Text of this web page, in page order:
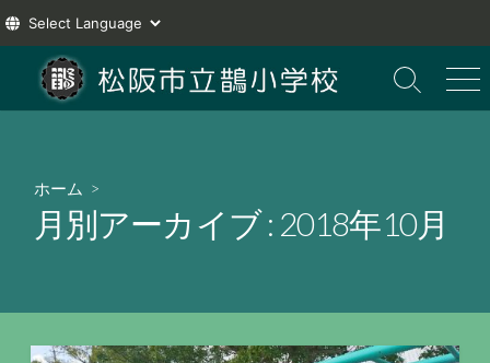
テ
検
索
メ
ニ
ホーム >
月別アーカイブ : 2018年10月